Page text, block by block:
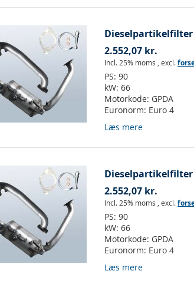
Dieselpartikelfilter
2.552,07 kr.
Incl. 25% moms ,excl.
PS:90
kW:66
Motorkode: GPDA
Euronorm: Euro 4
Læs mere
Dieselpartikelfilter
2.552,07 kr.
Incl. 25% moms ,excl.
PS:90
kW:66
Motorkode: GPDA
Euronorm: Euro 4
Læs mere